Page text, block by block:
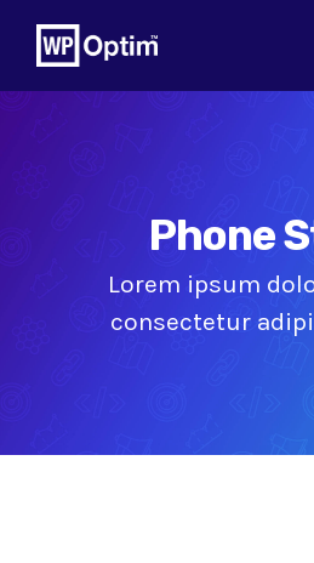
Skip
content
Phone
Lorem ipsum
consectetur